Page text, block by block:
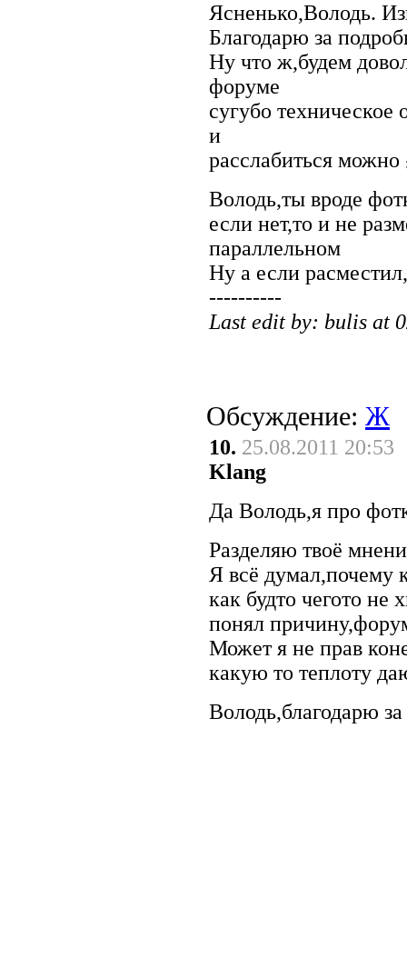
Ясненько,Володь.
Благодарю за
Ну что ж,будем
форуме
сугубо
и
расслабиться можно
Володь,ты вроде
если нет,то и не
параллельном
Ну а если
----------
Last edit by: bulis at
Обсуждение: Ж
10. 25.08.2011 20:53
Klang
Да Володь,я про
Разделяю твоё
Я всё думал,почему
как будто чегото не
понял
Может я не прав
какую то теплоту
Володь,благодарю